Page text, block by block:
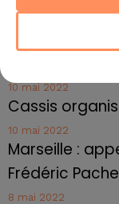
jusqu'au bout
10 mai 2022
Cassis
10 mai 2022
Marseille :
Frédéric Pache
8 mai 2022